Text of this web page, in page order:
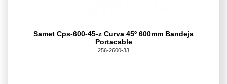
Samet Cps-600-45-z Curva 45º 600mm Bandeja
Portacable
256-2600-33